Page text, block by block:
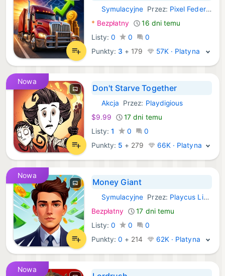
iOS Gry:
Symulacyjne Przez: Pixel Federation Games
* Bezpłatny
16 dni temu
Listy: 0 0
0
Punkty: 3 + 179 57K · Platyna
Nowa
Don't Starve Together
iOS Gry:
Akcja Przez: Playdigious
$9.99
17 dni temu
Listy: 1 0
0
Punkty: 5 + 279 66K · Platyna
Nowa
Money Giant
iOS Gry:
Symulacyjne Przez: Playcus Limited
Bezpłatny
17 dni temu
Listy: 0 0
0
Punkty:0 + 214 62K · Platyna
Nowa